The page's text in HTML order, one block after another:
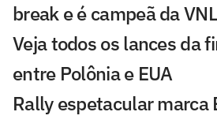
break e é campeã da VNL
Veja todos os lances da
entre Polônia e EUA
Rally espetacular marca